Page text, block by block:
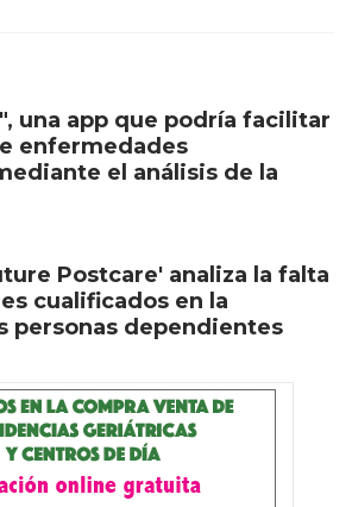
una app que podría facilitar
enfermedades
el análisis de la
Postcare' analiza la falta
cualificados en la
personas dependientes